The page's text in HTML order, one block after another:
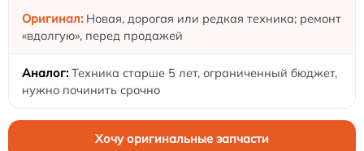
Новая, дорогая или редкая техника; ремонт
«вдолгую», перед продажей
Техника старше 5 лет, ограниченный бюджет,
нужно починить срочно
Хочу оригинальные запчасти